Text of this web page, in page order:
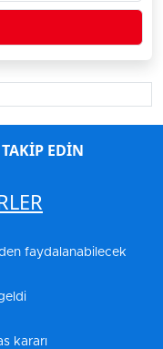
EDİN
faydalanabilecek
kararı